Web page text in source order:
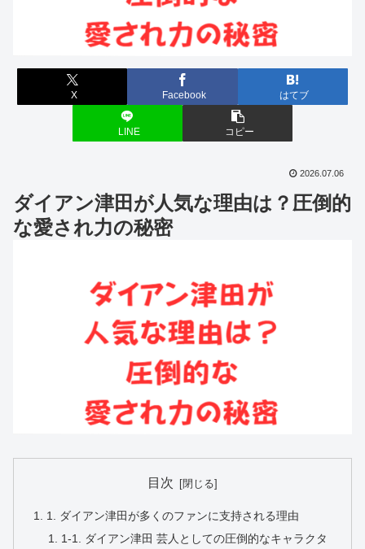
X Facebook はてブ
LINE コピー
2026.07.06
ダイアン津田が人気な理由は？圧倒的
な愛され力の秘密
目次
1. ダイアン津田が多くのファンに支持される理由
1-1. ダイアン津田 芸人としての圧倒的なキャラクタ